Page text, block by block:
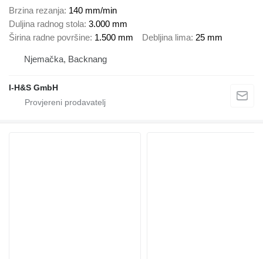
Brzina rezanja 140 mm/min
Duljina radnog stola 3.000 mm
Širina radne površine 1.500 mm Debljina lima 25 mm
Njemačka, Backnang
I-H&S GmbH